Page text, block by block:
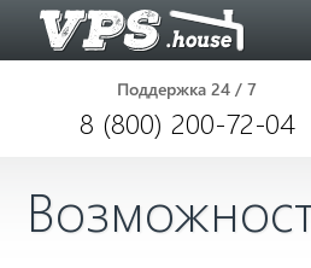
Поддержка 24 / 7
8 (800) 200-72-04